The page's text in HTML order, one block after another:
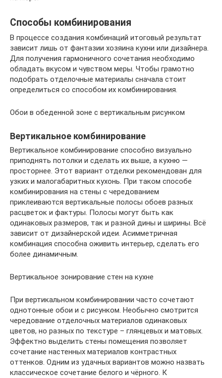
Способы комбинирования
В процессе создания комбинаций итоговый результат
зависит лишь от фантазии хозяина кухни или дизайнера.
Для получения гармоничного сочетания необходимо
обладать вкусом и чувством меры. Чтобы грамотно
подобрать отделочные материалы сначала стоит
определиться со способом их комбинирования.
Обои в обеденной зоне с вертикальным рисунком
Вертикальное комбинирование
Вертикальное комбинирование способно визуально
приподнять потолки и сделать их выше, а кухню —
просторнее. Этот вариант отделки рекомендован для
узких и малогабаритных кухонь. При таком способе
комбинирования на стены с чередованием
приклеиваются вертикальные полосы обоев разных
расцветок и фактуры. Полосы могут быть как
одинаковых размеров, так и разной дины и ширины. Всё
зависит от дизайнерской идеи. Асимметричная
комбинация способна оживить интерьер, сделать его
более динамичным.
Вертикальное зонирование стен на кухне
При вертикальном комбинировании часто сочетают
однотонные обои и с рисунком. Необычно смотрится
чередование отделочных материалов одинаковых
цветов, но разных по текстуре – глянцевых и матовых.
Эффектно выделить стены помещения позволяет
сочетание настенных материалов контрастных
оттенков. Одним из удачных вариантов можно назвать
классическое сочетание белого и чёрного. К